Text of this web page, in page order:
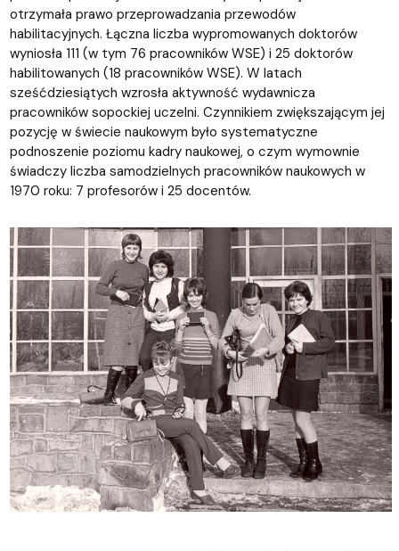
otrzymała prawo przeprowadzania przewodów
habilitacyjnych. Łączna liczba wypromowanych doktorów
wyniosła 111 (w tym 76 pracowników WSE) i 25 doktorów
habilitowanych (18 pracowników WSE). W latach
sześćdziesiątych wzrosła aktywność wydawnicza
pracowników sopockiej uczelni. Czynnikiem zwiększającym jej
pozycję w świecie naukowym było systematyczne
podnoszenie poziomu kadry naukowej, o czym wymownie
świadczy liczba samodzielnych pracowników naukowych w
1970 roku: 7 profesorów i 25 docentów.